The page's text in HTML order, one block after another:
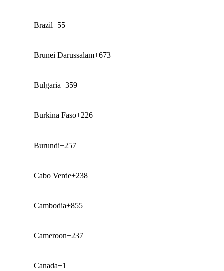
Brazil+55
Brunei Darussalam+673
Bulgaria+359
Burkina Faso+226
Burundi+257
Cabo Verde+238
Cambodia+855
Cameroon+237
Canada+1